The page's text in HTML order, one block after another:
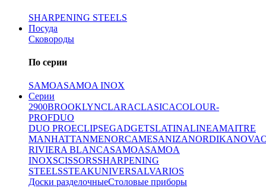
SHARPENING STEELS
Посуда
Сковороды
По серии
SAMOASAMOA INOX
Серии
2900BROOKLYNCLARACLASICACOLOUR-
PROFDUO
DUO PROECLIPSEGADGETSLATINALINEAMAITRE
MANHATTANMENORCAMESANIZANORDIKANOVA
RIVIERA BLANCASAMOASAMOA
INOXSCISSORSSHARPENING
STEELSSTEAKUNIVERSALVARIOS
Доски разделочныеСтоловые приборы